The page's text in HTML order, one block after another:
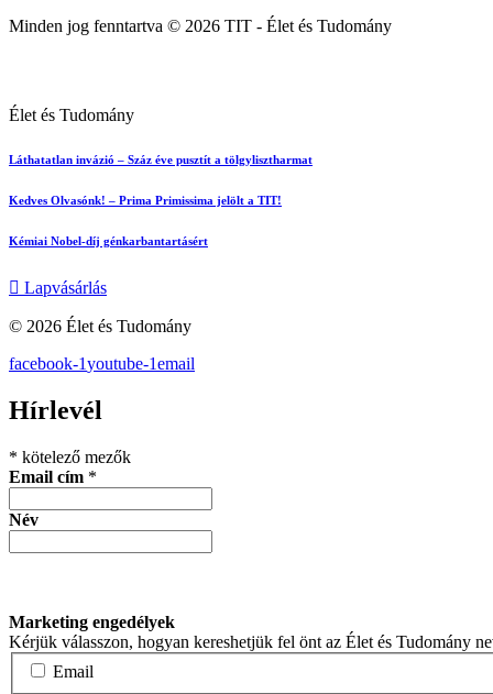
Minden jog fenntartva © 2026 TIT - Élet és Tudomány
Élet és Tudomány
Láthatatlan invázió – Száz éve pusztít a tölgylisztharmat
Kedves Olvasónk! – Prima Primissima jelölt a TIT!
Kémiai Nobel-díj génkarbantartásért
Lapvásárlás
© 2026 Élet és Tudomány
facebook-1youtube-1email
Hírlevél
* kötelező mezők
Email cím *
Név
Marketing engedélyek
Kérjük válasszon, hogyan kereshetjük fel önt az Élet és Tudomány
Email